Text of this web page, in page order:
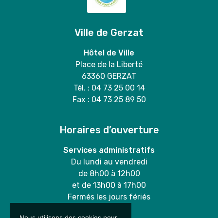
Ville de Gerzat
Hôtel de Ville
Place de la Liberté
63360 GERZAT
Tél. : 04 73 25 00 14
Fax : 04 73 25 89 50
Horaires d’ouverture
Services administratifs
Du lundi au vendredi
de 8h00 à 12h00
et de 13h00 à 17h00
Fermés les jours fériés